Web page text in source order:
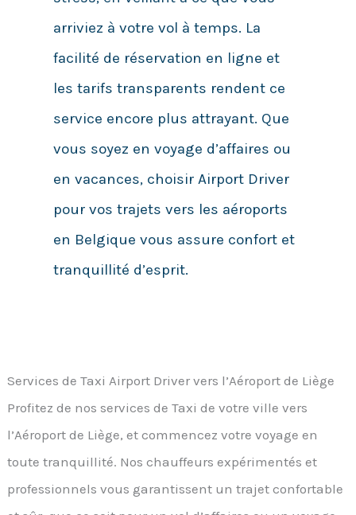
arriviez à votre vol à temps. La
facilité de réservation en ligne et
les tarifs transparents rendent ce
service encore plus attrayant. Que
vous soyez en voyage d’affaires ou
en vacances, choisir Airport Driver
pour vos trajets vers les aéroports
en Belgique vous assure confort et
tranquillité d’esprit.
Services de Taxi Airport Driver vers l’Aéroport de Liège
Profitez de nos services de Taxi de votre ville vers
l’Aéroport de Liège, et commencez votre voyage en
toute tranquillité. Nos chauffeurs expérimentés et
professionnels vous garantissent un trajet confortable